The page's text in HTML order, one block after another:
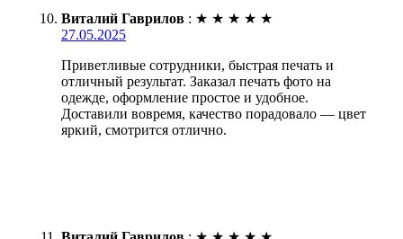
Виталий Гаврилов : ★ ★ ★ ★ ★
27.05.2025
Приветливые сотрудники, быстрая печать и
отличный результат. Заказал печать фото на
одежде, оформление простое и удобное.
Доставили вовремя, качество порадовало — цвет
яркий, смотрится отлично.